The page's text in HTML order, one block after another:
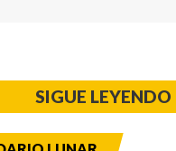
SIGUE LEYENDO